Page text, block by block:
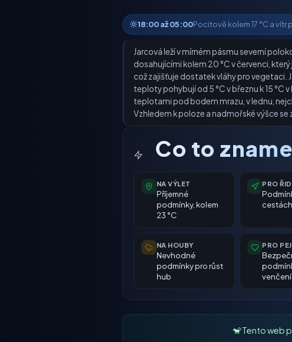
18:00 až 05:00Pocitově kolem 17 °C a vítr
Jarcová leží v mírném pásmu severní
dosahujícími kolem 20 °C v červenci,
což zajišťuje dostatek vláhy pro vegetaci.
teploty pohybují od 5 °C v březnu k 15 °C
teplotami pod bodem mrazu, v lednu,
Vzhledem k poloze a nadmořské výšce
Co to
NA VÝLET
Příjemné
podmínky, kolem
23 °C
PRO
NA HOUBY
Nevhodné
podmínky pro růst
hub
PRO
venčení
🐒 Tento web